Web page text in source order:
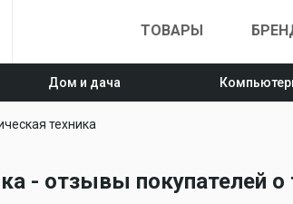
ТОВАРЫ
Дом и дача
техника
- отзывы покупателей о